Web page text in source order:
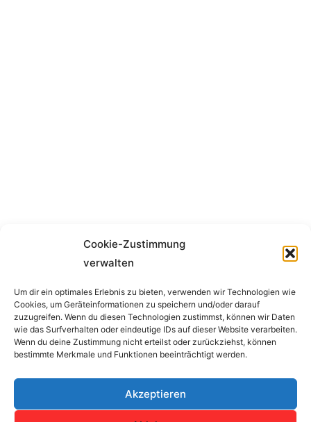
Cookie-Zustimmung
verwalten
Um dir ein optimales Erlebnis zu bieten, verwenden wir Technologien wie
Cookies, um Geräteinformationen zu speichern und/oder darauf
zuzugreifen. Wenn du diesen Technologien zustimmst, können wir Daten
wie das Surfverhalten oder eindeutige IDs auf dieser Website verarbeiten.
Wenn du deine Zustimmung nicht erteilst oder zurückziehst, können
bestimmte Merkmale und Funktionen beeinträchtigt werden.
Akzeptieren
Impressum
Copyright © 2026 SV Concordia Erfurt e.V. | Alle Rechte
vorbehalten.
Haftungshinweis: Trotz sorgfältiger inhaltlicher Kontrolle übernehmen